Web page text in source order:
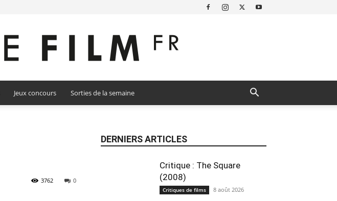
Jeux concours Sorties de la semaine
0
3762
DERNIERS ARTICLES
Critique : The Square
(2008)
Critiques de films 8 août 2026